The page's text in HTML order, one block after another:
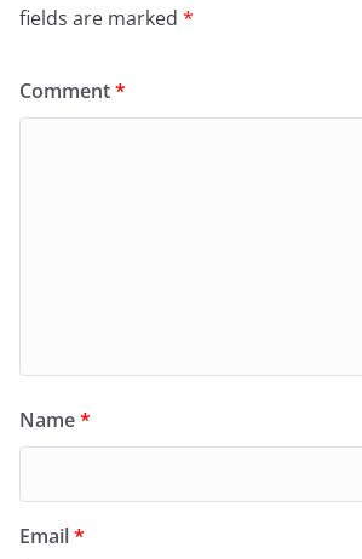
fields are marked *
Comment*
Name*
Email*